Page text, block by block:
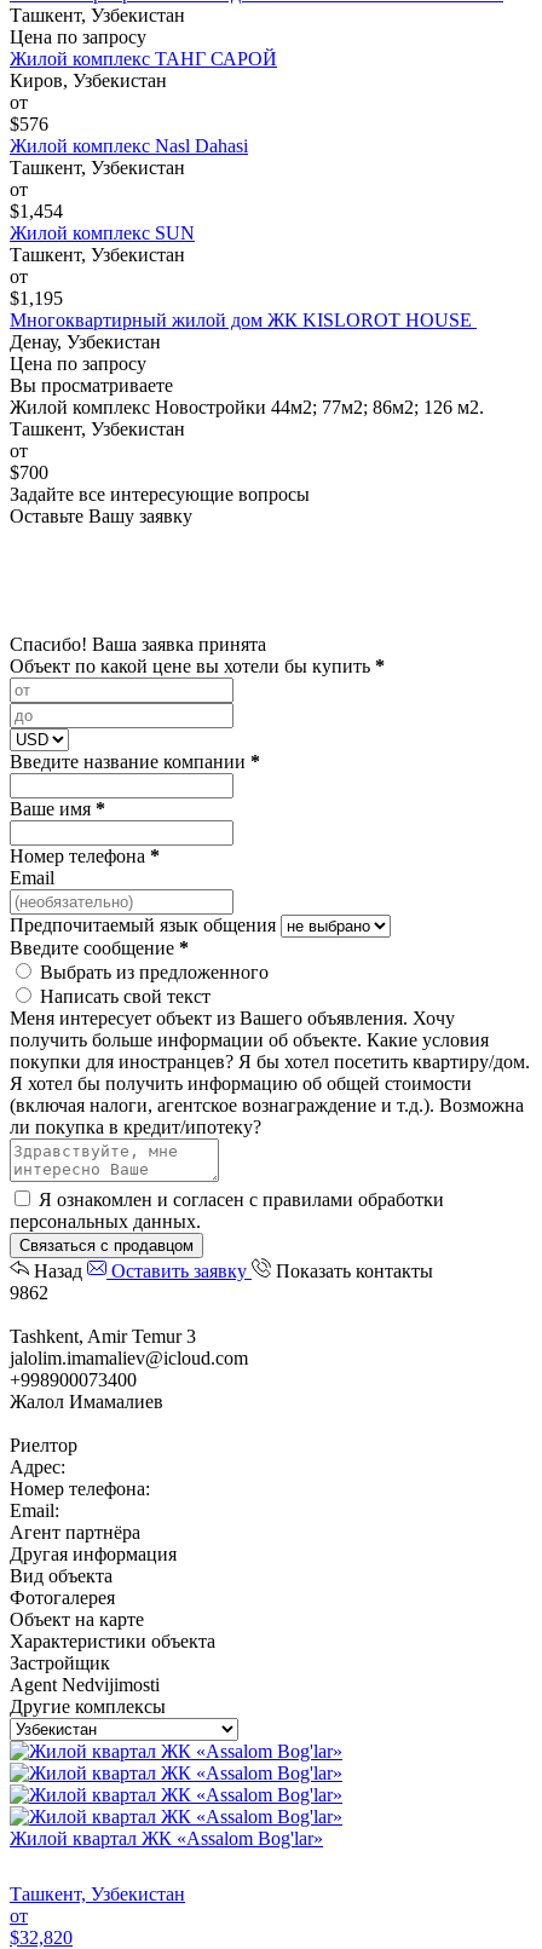
Ташкент, Узбекистан
Цена по запросу
Жилой комплекс ТАНГ САРОЙ
Киров, Узбекистан
от
$576
Жилой комплекс Nasl Dahasi
Ташкент, Узбекистан
от
$1,454
Жилой комплекс SUN
Ташкент, Узбекистан
от
$1,195
Многоквартирный жилой дом ЖК KISLOROT HОUSE
Денау, Узбекистан
Цена по запросу
Вы просматриваете
Жилой комплекс Новостройки 44м2; 77м2; 86м2; 126 м2.
Ташкент, Узбекистан
от
$700
Задайте все интересующие вопросы
Оставьте Вашу заявку
Спасибо! Ваша заявка принята
Объект по какой цене вы хотели бы купить *
Введите название компании *
Ваше имя *
Номер телефона *
Email
Предпочитаемый язык общения
Введите сообщение *
Выбрать из предложенного
Написать свой текст
Меня интересует объект из Вашего объявления. Хочу
получить больше информации об объекте. Какие условия
покупки для иностранцев? Я бы хотел посетить квартиру/дом.
Я хотел бы получить информацию об общей стоимости
(включая налоги, агентское вознаграждение и т.д.). Возможна
ли покупка в кредит/ипотеку?
Я ознакомлен и согласен с правилами обработки
персональных данных.
Связаться с продавцом
Назад Оставить заявку
Показать контакты
9862
Tashkent, Amir Temur 3
jalolim.imamaliev@icloud.com
+998900073400
Жалол Имамалиев
Риелтор
Адрес:
Номер телефона:
Email:
Агент партнёра
Другая информация
Вид объекта
Фотогалерея
Объект на карте
Характеристики объекта
Застройщик
Agent Nedvijimosti
Другие комплексы
Жилой квартал ЖК «Assalom Bog'lar»
Ташкент, Узбекистан
от
$32,820